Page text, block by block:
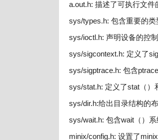
a.out.h: 描述了可执行文件
sys/types.h: 包含重要的类
sys/ioctl.h: 声明设备的控
sys/sigcontext.h: 定义了
sys/sigptrace.h: 包含
sys/stat.h: 定义了stat（）
sys/dir.h:给出目录结构的
sys/wait.h: 包含wait（）
minix/config.h: 设置了